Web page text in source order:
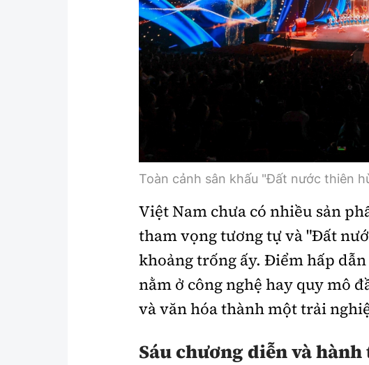
Thế giới giao thông
Thế giới xây dựng
Lối sống
Ẩm thực
Toàn cảnh sân khấu "Đất nước thiên
Việt Nam chưa có nhiều sản
tham vọng tương tự và "Đất
khoảng trống ấy. Điểm hấp
nằm ở công nghệ hay quy mô
và văn hóa thành một trải
Sáu chương diễn và